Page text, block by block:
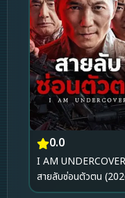
0.0
I AM UNDERCOVER
สายลับซ่อนตัวตน